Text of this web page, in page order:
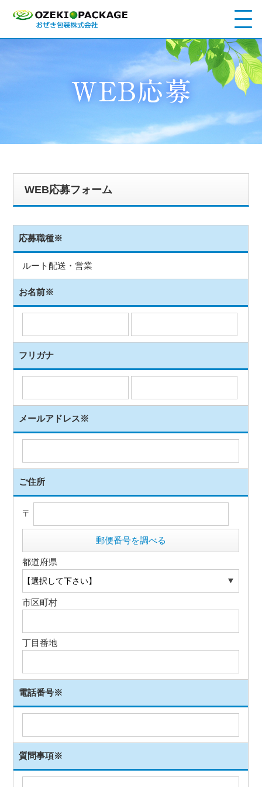
WEB応募フォーム
応募職種※
ルート配送・営業
お名前※
フリガナ
メールアドレス※
ご住所
〒
郵便番号を調べる
都道府県
市区町村
丁目番地
電話番号※
質問事項※